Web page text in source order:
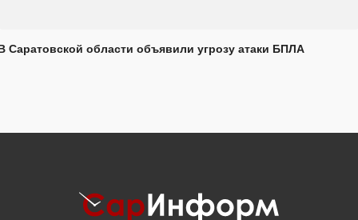
Саратовской области объявили угрозу атаки БПЛА